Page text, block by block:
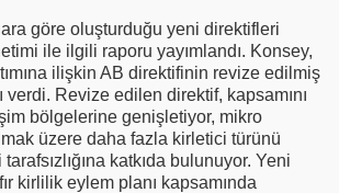
göre oluşturduğu yeni direktifleri
ile ilgili raporu yayımlandı. Konsey,
ilişkin AB direktifinin revize edilmiş
verdi. Revize edilen direktif, kapsamını
bölgelerine genişletiyor, mikro
üzere daha fazla kirletici türünü
katkıda bulunuyor. Yeni
kirlilik eylem planı kapsamında